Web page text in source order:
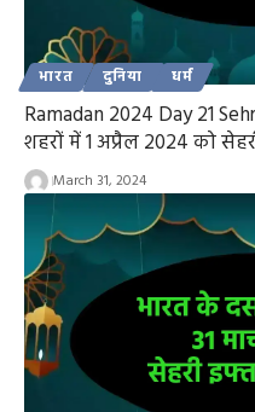
भारत दुनिया धर्म
Ramadan 2024 Day 21
शहरों में 1 अप्रैल 2024 को
March 31, 2024